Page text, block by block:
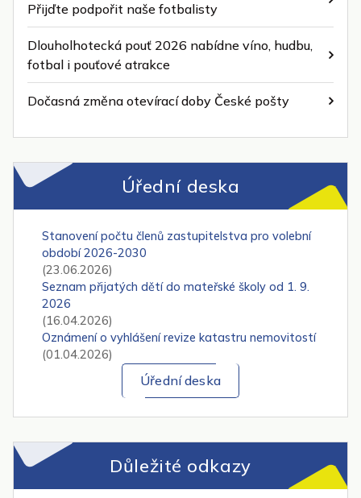
Přijďte podpořit naše fotbalisty
Dlouholhotecká pouť 2026 nabídne víno, hudbu,
fotbal i pouťové atrakce
Dočasná změna otevírací doby České pošty
Úřední deska
Stanovení počtu členů zastupitelstva pro volební
období 2026-2030
(23.06.2026)
Seznam přijatých dětí do mateřské školy od 1. 9.
2026
(16.04.2026)
Oznámení o vyhlášení revize katastru nemovitostí
(01.04.2026)
Úřední deska
Důležité odkazy